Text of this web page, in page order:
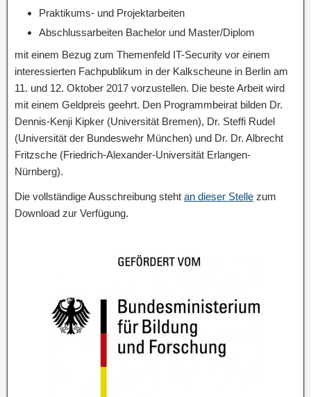
Praktikums- und Projektarbeiten
Abschlussarbeiten Bachelor und Master/Diplom
mit einem Bezug zum Themenfeld IT-Security vor einem
interessierten Fachpublikum in der Kalkscheune in Berlin am
11. und 12. Oktober 2017 vorzustellen. Die beste Arbeit wird
mit einem Geldpreis geehrt. Den Programmbeirat bilden Dr.
Dennis-Kenji Kipker (Universität Bremen), Dr. Steffi Rudel
(Universität der Bundeswehr München) und Dr. Dr. Albrecht
Fritzsche (Friedrich-Alexander-Universität Erlangen-
Nürnberg).
Die vollständige Ausschreibung steht an dieser Stelle zum
Download zur Verfügung.